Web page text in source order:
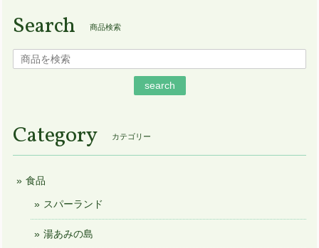
Search 商品検索
search
Category カテゴリー
食品
スパーランド
湯あみの島